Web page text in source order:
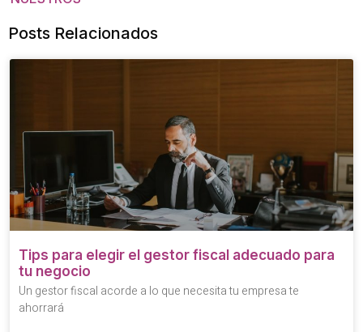
Posts Relacionados
Tips para elegir el gestor fiscal adecuado para
tu negocio
Un gestor fiscal acorde a lo que necesita tu empresa te
ahorrará